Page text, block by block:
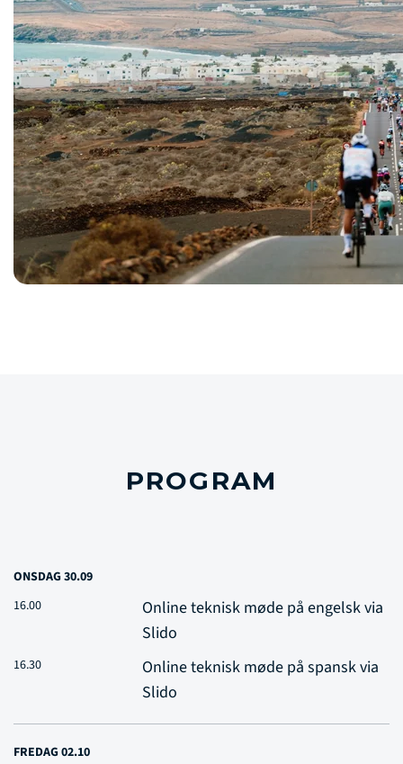
PROGRAM
ONSDAG 30.09
16.00
Online teknisk møde på engelsk via
Slido
16.30
Online teknisk møde på spansk via
Slido
FREDAG 02.10